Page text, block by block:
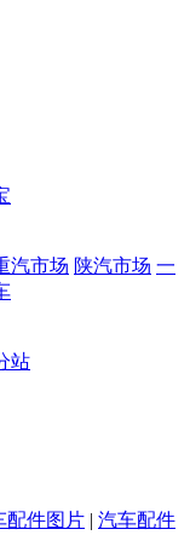
汽市场 陕汽市场 一
站
配件图片 | 汽车配件